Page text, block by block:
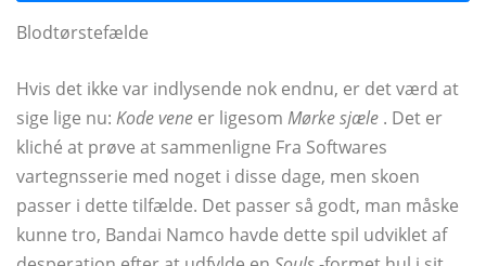
Blodtørstefælde
Hvis det ikke var indlysende nok endnu, er det værd at
sige lige nu: Kode vene er ligesom Mørke sjæle . Det er
kliché at prøve at sammenligne Fra Softwares
vartegnsserie med noget i disse dage, men skoen
passer i dette tilfælde. Det passer så godt, man måske
kunne tro, Bandai Namco havde dette spil udviklet af